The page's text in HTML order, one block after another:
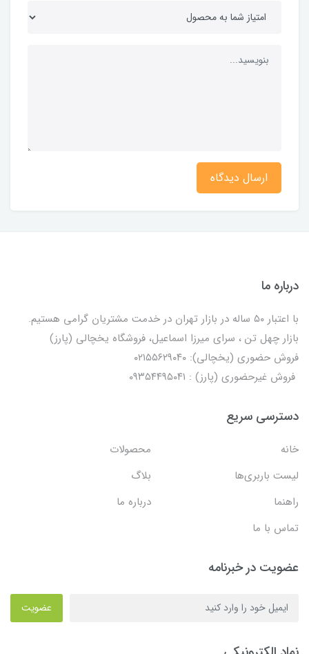
ارسال دیدگاه
درباره ما
با اعتبار ۵۰ ساله در بازار تهران در خدمت مشتریان گرامی هستیم.
بازار چهل تن ، سرای میرزا اسماعیل، فروشگاه یخچالی‌ (پارز)
فروش حضوری (یخچالی): ۰۲۱۵۵۶۲۹۰۴۰
فروش غیرحضوری (پارز) : ۰۹۳۵۴۴۹۵۰۴۱
دسترسی سریع
خانه
محصولات
لیست باربری‌ها
بلاگ
راهنما
درباره ما
تماس با ما
عضویت در خبرنامه
عضویت